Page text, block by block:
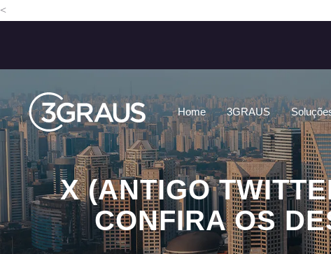
<
Home 3GRAUS
X (ANTIGO
CONFIRA OS
HOME NOTÍCIAS X (ANTIGO